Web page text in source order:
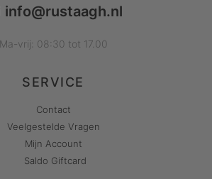
info@rustaagh.nl
Ma-vrij: 08:30 tot 17.00
SERVICE
Contact
Veelgestelde Vragen
Mijn Account
Saldo Giftcard